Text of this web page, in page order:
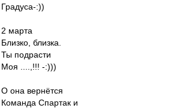
Градуса-:))
2 марта
Близко, близка.
Ты подрасти
Моя ....,!!! -:)))
О она вернётся
Команда Спартак и